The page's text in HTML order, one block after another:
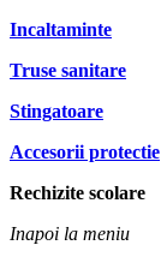
Incaltaminte
Truse sanitare
Stingatoare
Accesorii protectie
Rechizite scolare
Inapoi la meniu